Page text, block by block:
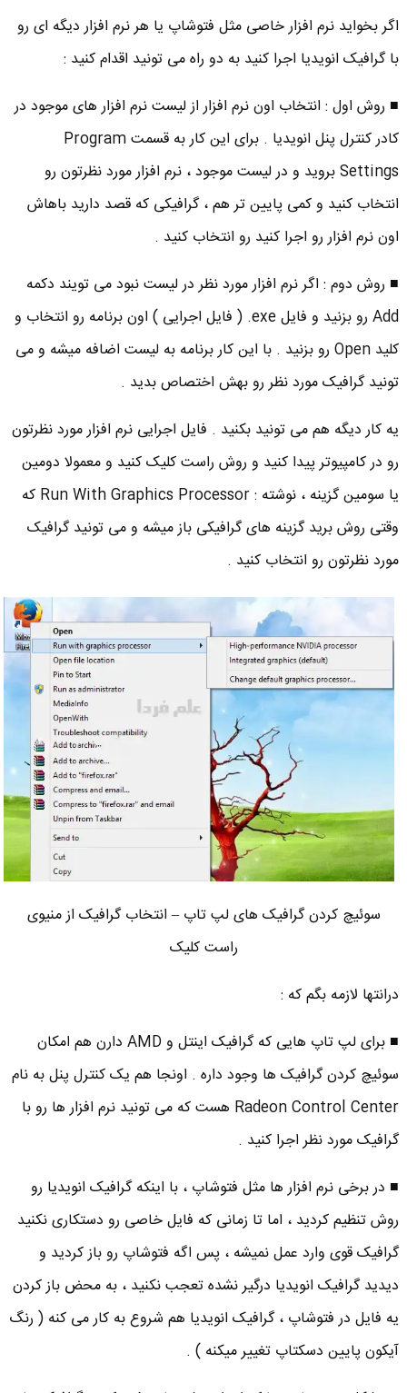
اگر بخواید نرم افزار خاصی مثل فتوشاپ یا هر نرم افزار دیگه ای رو
با گرافیک انویدیا اجرا کنید به دو راه می تونید اقدام کنید :
■ روش اول : انتخاب اون نرم افزار از لیست نرم افزار های موجود در
کادر کنترل پنل انویدیا . برای این کار به قسمت Program
Settings بروید و در لیست موجود ، نرم افزار مورد نظرتون رو
انتخاب کنید و کمی پایین تر هم ، گرافیکی که قصد دارید باهاش
اون نرم افزار رو اجرا کنید رو انتخاب کنید .
■ روش دوم : اگر نرم افزار مورد نظر در لیست نبود می تویند دکمه
Add رو بزنید و فایل exe. ( فایل اجرایی ) اون برنامه رو انتخاب و
کلید Open رو بزنید . با این کار برنامه به لیست اضافه میشه و می
تونید گرافیک مورد نظر رو بهش اختصاص بدید .
یه کار دیگه هم می تونید بکنید . فایل اجرایی نرم افزار مورد نظرتون
رو در کامپیوتر پیدا کنید و روش راست کلیک کنید و معمولا دومین
یا سومین گزینه ، نوشته : Run With Graphics Processor که
وقتی روش برید گزینه های گرافیکی باز میشه و می تونید گرافیک
مورد نظرتون رو انتخاب کنید .
سوئیچ کردن گرافیک های لپ تاپ – انتخاب گرافیک از منیوی
راست کلیک
درانتها لازمه بگم که :
■ برای لپ تاپ هایی که گرافیک اینتل و AMD دارن هم امکان
سوئیچ کردن گرافیک ها وجود داره . اونجا هم یک کنترل پنل به نام
Radeon Control Center هست که می تونید نرم افزار ها رو با
گرافیک مورد نظر اجرا کنید .
■ در برخی نرم افزار ها مثل فتوشاپ ، با اینکه گرافیک انویدیا رو
روش تنظیم کردید ، اما تا زمانی که فایل خاصی رو دستکاری نکنید
گرافیک قوی وارد عمل نمیشه ، پس اگه فتوشاپ رو باز کردید و
دیدید گرافیک انویدیا درگیر نشده تعجب نکنید ، به محض باز کردن
یه فایل در فتوشاپ ، گرافیک انویدیا هم شروع به کار می کنه ( رنگ
آیکون پایین دسکتاپ تغییر میکنه ) .